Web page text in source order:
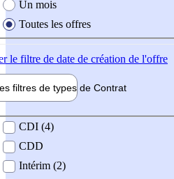
Un mois
Toutes les offres
le filtre de date de création de l'offre
filtres de types de Contrat
contrat
CDI (4)
CDD
Intérim (2)